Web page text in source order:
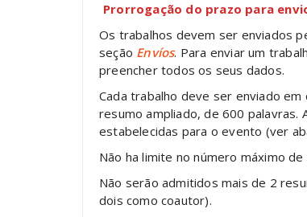
Prorrogação do prazo para
Os trabalhos devem ser enviados
seção Envíos. Para enviar um
preencher todos os seus dados.
Cada trabalho deve ser enviado
resumo ampliado, de 600 palavras.
estabelecidas para o evento (ver
Não ha limite no número máximo
Não serão admitidos mais de 2
dois como coautor).